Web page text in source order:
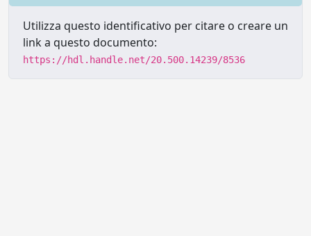
Utilizza questo identificativo per citare o creare un
link a questo documento:
https://hdl.handle.net/20.500.14239/8536